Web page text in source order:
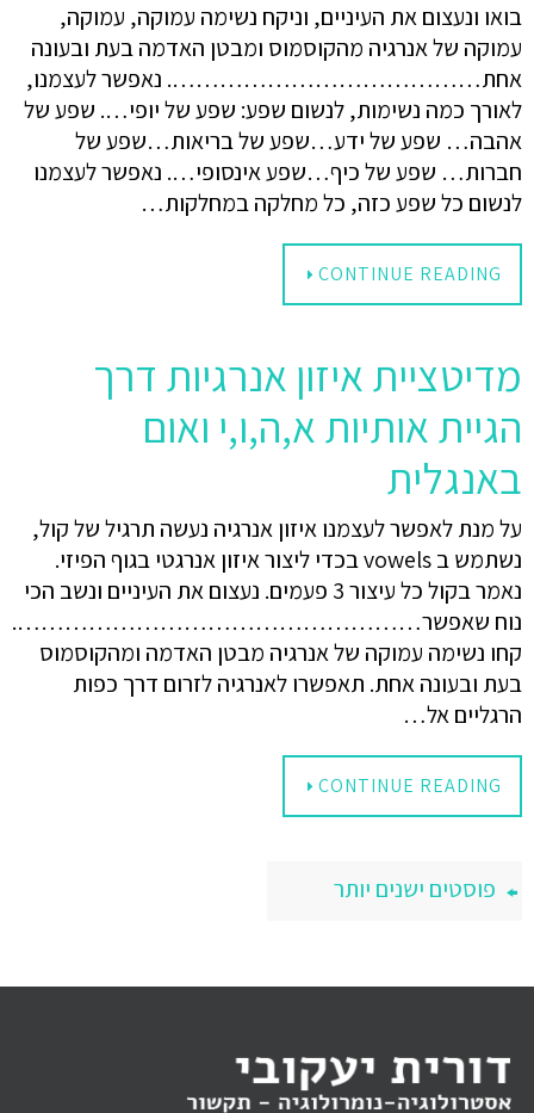
בואו ונעצום את העיניים, וניקח נשימה עמוקה, עמוקה,
עמוקה של אנרגיה מהקוסמוס ומבטן האדמה בעת ובעונה
אחת…………………………………. נאפשר לעצמנו,
לאורך כמה נשימות, לנשום שפע: שפע של יופי…. שפע של
אהבה… שפע של ידע…שפע של בריאות…שפע של
חברות… שפע של כיף…שפע אינסופי…. נאפשר לעצמנו
לנשום כל שפע כזה, כל מחלקה במחלקות…
CONTINUE READING
מדיטציית איזון אנרגיות דרך
הגיית אותיות א,ה,ו,י ואום
באנגלית
על מנת לאפשר לעצמנו איזון אנרגיה נעשה תרגיל של קול,
נשתמש ב vowels בכדי ליצור איזון אנרגטי בגוף הפיזי.
נאמר בקול כל עיצור 3 פעמים. נעצום את העיניים ונשב הכי
נוח שאפשר…………………………………………….
קחו נשימה עמוקה של אנרגיה מבטן האדמה ומהקוסמוס
בעת ובעונה אחת. תאפשרו לאנרגיה לזרום דרך כפות
הרגליים אל…
CONTINUE READING
פוסטים ישנים יותר